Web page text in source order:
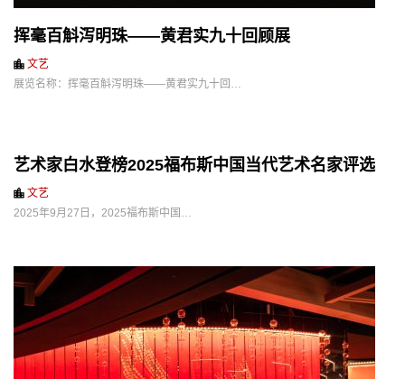
挥毫百斛泻明珠——黄君实九十回顾展
文艺
展览名称：挥毫百斛泻明珠——黄君实九十回…
艺术家白水登榜2025福布斯中国当代艺术名家评选
文艺
2025年9月27日，2025福布斯中国…